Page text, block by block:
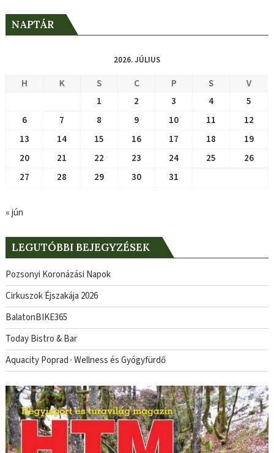
NAPTÁR
2026. JÚLIUS
H K S C P S
V
1
2 3 4
5
6
7 8 9 10 11
12
13
14 15 16 17 18
19
20
21 22 23 24 25
26
27
28 29 30 31
« jún
LEGUTÓBBI BEJEGYZÉSEK
Pozsonyi Koronázási Napok
Cirkuszok Éjszakája 2026
BalatonBIKE365
Today Bistro & Bar
Aquacity Poprad · Wellness és Gyógyfürdő